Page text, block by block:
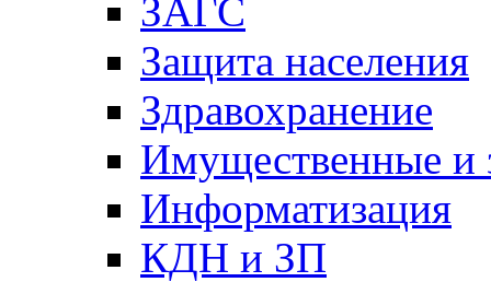
ЗАГС
Защита населения
Здравохранение
Имущественные и
Информатизация
КДН и ЗП